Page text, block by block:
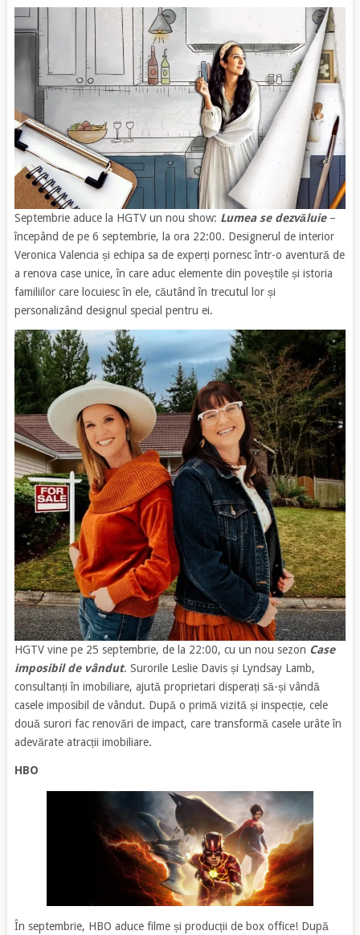
Septembrie aduce la HGTV un nou show: Lumea se dezvăluie–
începând de pe 6 septembrie, la ora 22:00. Designerul de interior
Veronica Valencia și echipa sa de experți pornesc într-o aventură de
a renova case unice, în care aduc elemente din poveștile și istoria
familiilor care locuiesc în ele, căutând în trecutul lor și
personalizând designul special pentru ei.
HGTV vine pe 25 septembrie, de la 22:00, cu un nou sezon Case
imposibil de vândut. Surorile Leslie Davis și Lyndsay Lamb,
consultanți în imobiliare, ajută proprietari disperați să-și vândă
casele imposibil de vândut. După o primă vizită și inspecție, cele
două surori fac renovări de impact, care transformă casele urâte în
adevărate atracții imobiliare.
HBO
În septembrie, HBO aduce filme și producții de box office! După